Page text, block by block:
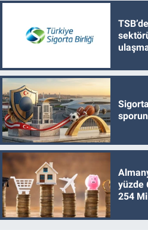
yüzde
254